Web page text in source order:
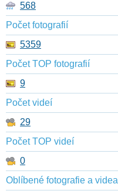
568
Počet fotografií
5359
Počet TOP fotografií
9
Počet videí
29
Počet TOP videí
0
Oblíbené fotografie a videa